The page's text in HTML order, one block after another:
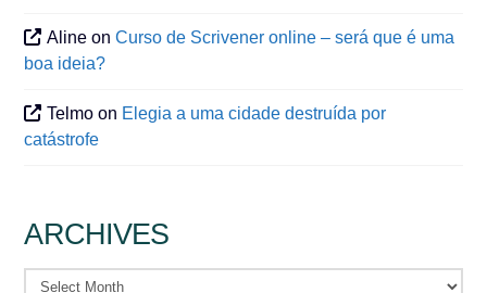
Aline onCurso de Scrivener online – será que é uma
boa ideia?
Telmo on Elegia a uma cidade destruída por
catástrofe
ARCHIVES
Archives